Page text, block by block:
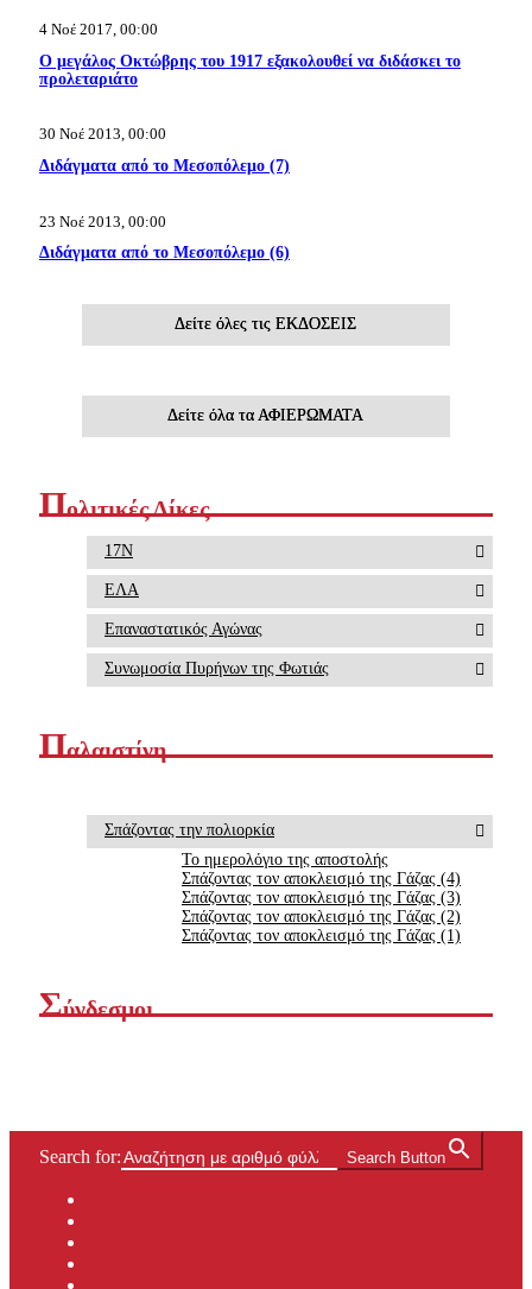
4 Νοέ 2017, 00:00
Ο μεγάλος Οκτώβρης του 1917 εξακολουθεί να διδάσκει το
προλεταριάτο
30 Νοέ 2013, 00:00
Διδάγματα από το Μεσοπόλεμο (7)
23 Νοέ 2013, 00:00
Διδάγματα από το Μεσοπόλεμο (6)
Δείτε όλες τις ΕΚΔΟΣΕΙΣ
Δείτε όλα τα ΑΦΙΕΡΩΜΑΤΑ
Πολιτικές Δίκες
17Ν
ΕΛΑ
Επαναστατικός Αγώνας
Συνωμοσία Πυρήνων της Φωτιάς
Παλαιστίνη
Σπάζοντας την πολιορκία
Το ημερολόγιο της αποστολής
Σπάζοντας τον αποκλεισμό της Γάζας (4)
Σπάζοντας τον αποκλεισμό της Γάζας (3)
Σπάζοντας τον αποκλεισμό της Γάζας (2)
Σπάζοντας τον αποκλεισμό της Γάζας (1)
Σύνδεσμοι
Search for: Search Button